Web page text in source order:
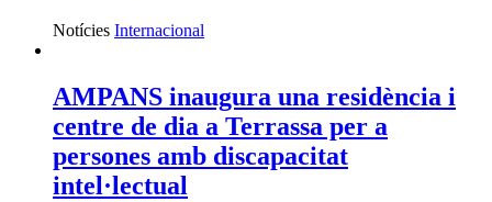
Notícies Internacional
AMPANS inaugura una residència i
centre de dia a Terrassa per a
persones amb discapacitat
intel·lectual